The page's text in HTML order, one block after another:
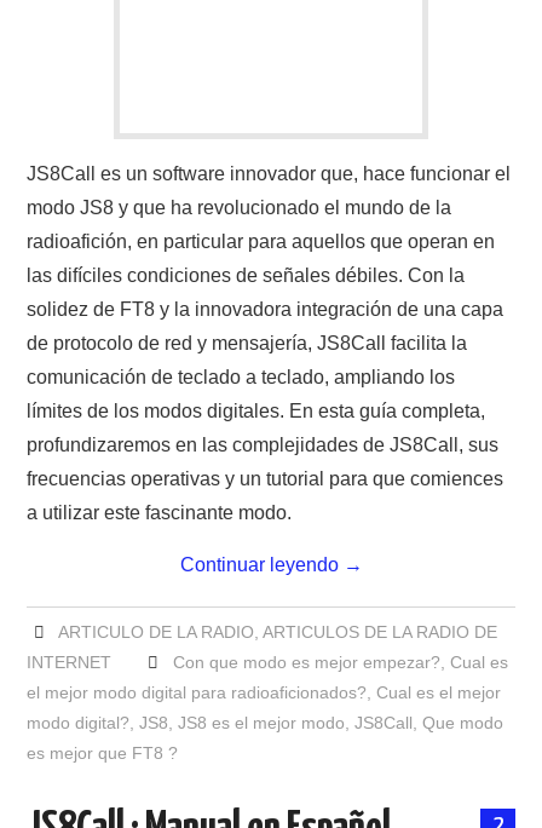
JS8Call es un software innovador que, hace funcionar el
modo JS8 y que ha revolucionado el mundo de la
radioafición, en particular para aquellos que operan en
las difíciles condiciones de señales débiles. Con la
solidez de FT8 y la innovadora integración de una capa
de protocolo de red y mensajería, JS8Call facilita la
comunicación de teclado a teclado, ampliando los
límites de los modos digitales. En esta guía completa,
profundizaremos en las complejidades de JS8Call, sus
frecuencias operativas y un tutorial para que comiences
a utilizar este fascinante modo.
Continuar leyendo →
ARTICULO DE LA RADIO ARTICULOS DE LA RADIO DE
INTERNET
Con que modo es mejor empezar? Cual es
el mejor modo digital para radioaficionados? ,Cual es el mejor
modo digital? ,JS8 ,JS8 es el mejor modo ,JS8Call ,Que modo
es mejor que FT8 ?